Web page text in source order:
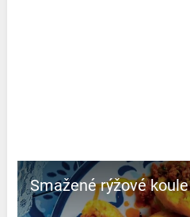
Smažené rýžové